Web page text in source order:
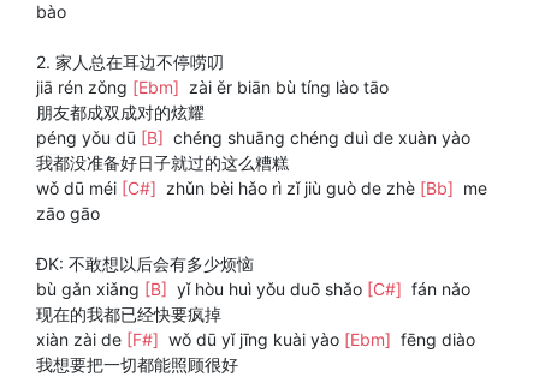
bào
2. 家人总在耳边不停唠叨
jiā rén zǒng [Ebm] zài ěr biān bù tíng lào tāo
朋友都成双成对的炫耀
péng yǒu dū [B] chéng shuāng chéng duì de xuàn yào
我都没准备好日子就过的这么糟糕
wǒ dū méi [C#] zhǔn bèi hǎo rì zǐ jiù guò de zhè [Bb] me
zāo gāo
ĐK: 不敢想以后会有多少烦恼
bù gǎn xiǎng [B] yǐ hòu huì yǒu duō shǎo [C#] fán nǎo
现在的我都已经快要疯掉
xiàn zài de [F#] wǒ dū yǐ jīng kuài yào [Ebm] fēng diào
我想要把一切都能照顾很好